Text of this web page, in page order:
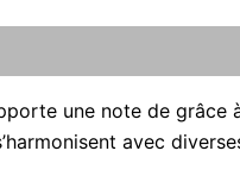
une note de
avec